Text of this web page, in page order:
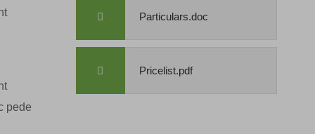
pede
Particulars.doc
Pricelist.pdf